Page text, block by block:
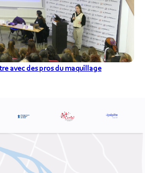
avec des pros du maquillage